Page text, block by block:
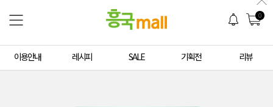
0
이용안내 레시피 SALE 기획전 리뷰